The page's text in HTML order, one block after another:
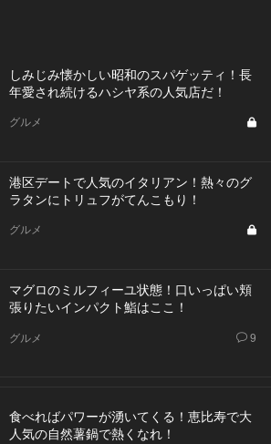
しみじみ懐かしい昭和のスパゲッティ！長
年愛され続けるハシヤ系の人気店だ！
グルメ
港区デートで人気のイタリアン！熱々のグ
ラタンにトリュフがてんこもり！
グルメ
マグロのミルフィーユ状態！口いっぱい頬
張りたいインパクト鮨はここ！
グルメ 9
食べればパワーが湧いてくる！恵比寿で大
人気の自然薯鍋で熱くなれ！